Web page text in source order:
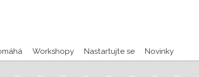
Workshopy Nastartujte se Novinky